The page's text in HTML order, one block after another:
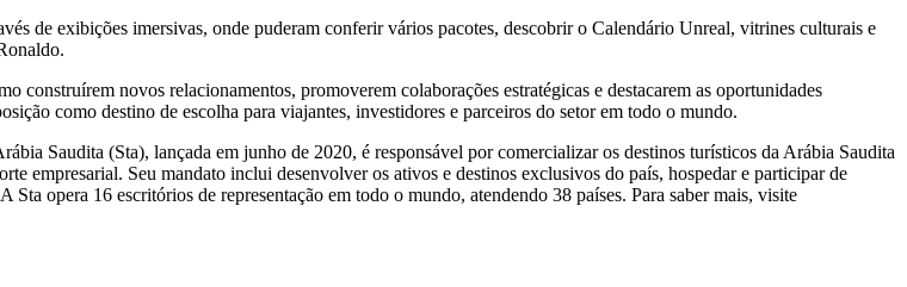
de exibições imersivas, onde puderam conferir vários pacotes, descobrir o Calendário Unreal, vitrines culturais e
novos relacionamentos, promoverem colaborações estratégicas e destacarem as oportunidades
como destino de escolha para viajantes, investidores e parceiros do setor em todo o mundo.
Saudita (Sta), lançada em junho de 2020, é responsável por comercializar os destinos turísticos da Arábia Saudita
empresarial. Seu mandato inclui desenvolver os ativos e destinos exclusivos do país, hospedar e participar de
opera 16 escritórios de representação em todo o mundo, atendendo 38 países. Para saber mais, visite